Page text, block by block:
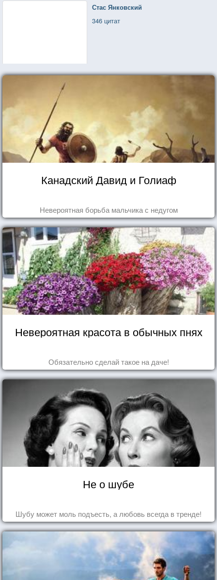
Стас Янковский
346 цитат
Канадский Давид и Голиаф
Невероятная борьба мальчика с недугом
Невероятная красота в обычных пнях
Обязательно сделай такое на даче!
Не о шубе
Шубу может моль подъесть, а любовь всегда в тренде!